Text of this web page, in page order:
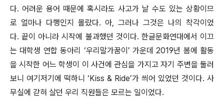
다. 어려운 용어 때문에 혹시라도 사고가 날 수도 있는 상황이므
로 얼마나 다행인지 몰랐다. 아, 그러나 그것은 나의 착각이었
다. 끝이 아니라 시작에 불과했던 것이다. 한글문화연대에서 이끄
는 대학생 연합 동아리 ‘우리말가꿈이’ 가운데 2019년 봄에 활동
을 시작한 어느 학생이 이 사건에 관심을 가지고 자기 주변을 둘러
보니 여기저기에 떡하니 ‘Kiss & Ride’가 씌어 있었던 것이다. 사
무실에 갇혀 살던 우리 직원들은 모르는 일이었다.